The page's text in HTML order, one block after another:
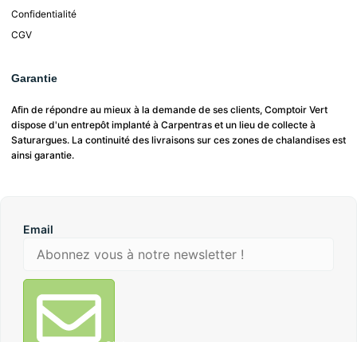
Confidentialité
CGV
Garantie
Afin de répondre au mieux à la demande de ses clients, Comptoir Vert
dispose d'un entrepôt implanté à Carpentras et un lieu de collecte à
Saturargues. La continuité des livraisons sur ces zones de chalandises est
ainsi garantie.
Email